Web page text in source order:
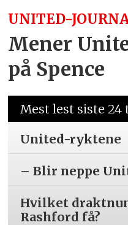
UNITED-
Mener
på Spence
Mest lest siste 24
United-ryktene
– Blir neppe
Hvilket
Rashford få?